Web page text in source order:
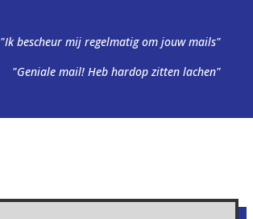
"Ik bescheur mij regelmatig om jouw mails"
"Geniale mail! Heb hardop zitten lachen"